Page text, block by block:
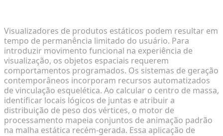
Visualizadores de produtos estáticos podem resultar em
tempo de permanência limitado do usuário. Para
introduzir movimento funcional na experiência de
visualização, os objetos espaciais requerem
comportamentos programados. Os sistemas de geração
contemporâneos incorporam recursos automatizados
de vinculação esquelética. Ao calcular o centro de massa,
identificar locais lógicos de juntas e atribuir a
distribuição de peso dos vértices, o motor de
processamento mapeia conjuntos de animação padrão
na malha estática recém-gerada. Essa aplicação de